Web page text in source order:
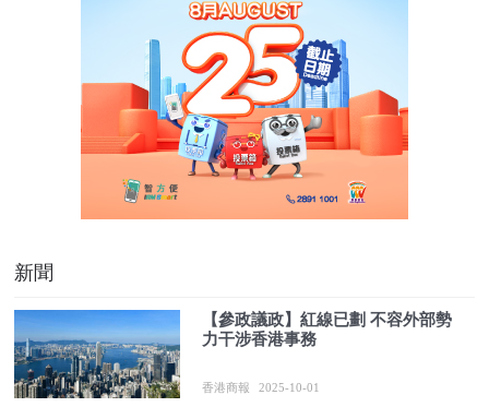
新聞
【參政議政】紅線已劃 不容外部勢
力干涉香港事務
香港商報 2025-10-01